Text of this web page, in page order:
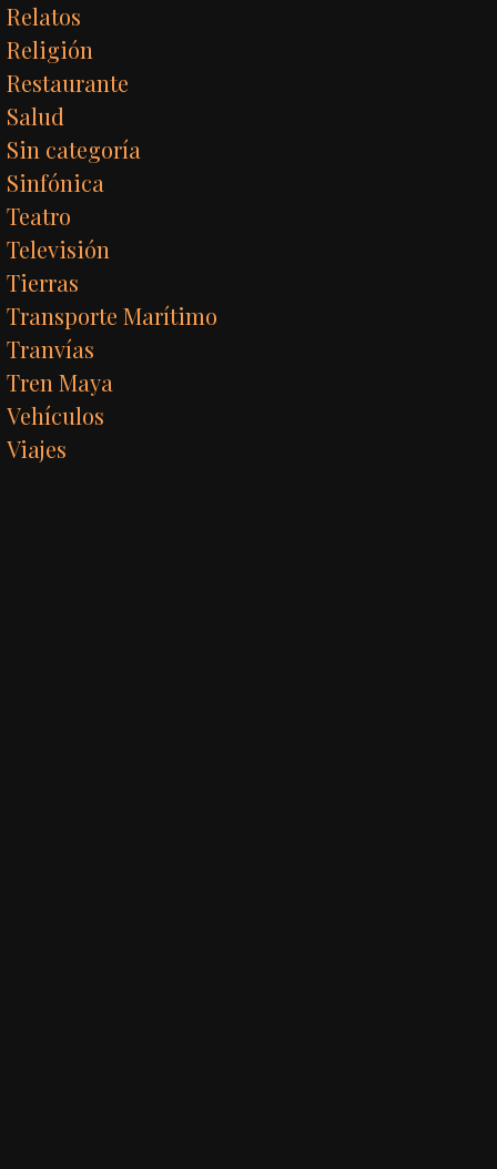
Relatos
Religión
Restaurante
Salud
Sin categoría
Sinfónica
Teatro
Televisión
Tierras
Transporte Marítimo
Tranvías
Tren Maya
Vehículos
Viajes